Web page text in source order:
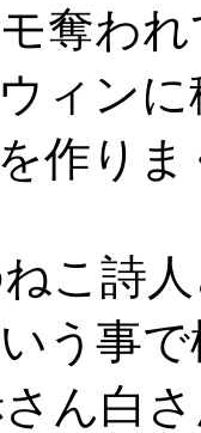
奪わ
ィンに
作り
こ詩
う事
ん白